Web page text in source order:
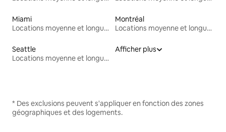
Miami
Locations moyenne et longue durée
Montréal
Locations moyenne et longue durée
Seattle
Locations moyenne et longue durée
Afficher plus
* Des exclusions peuvent s'appliquer en fonction des zones
géographiques et des logements.